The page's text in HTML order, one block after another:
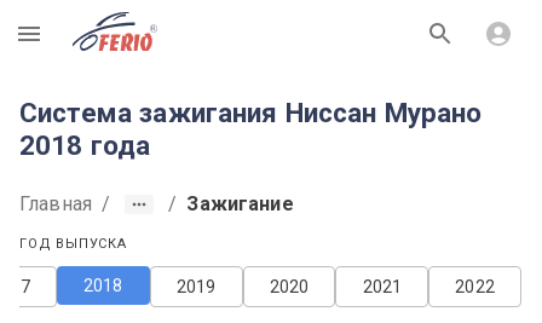
R
Система зажигания Ниссан Мурано
2018 года
Главная / / Зажигание
ГОД ВЫПУСКА
2022
2021
2020
2019
2018